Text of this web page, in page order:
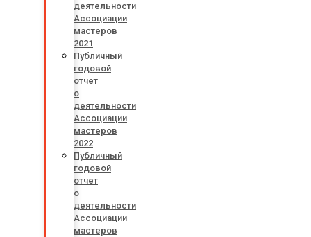
деятельности
Ассоциации
мастеров
2021
Публичный
годовой
отчет
о
деятельности
Ассоциации
мастеров
2022
Публичный
годовой
отчет
о
деятельности
Ассоциации
мастеров